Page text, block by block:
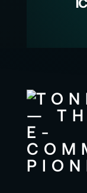
Canon
1x CN-R
1x
1x